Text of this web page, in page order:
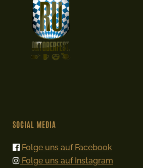
SOCIAL MEDIA
Folge uns auf Facebook
Folge uns auf Instagram